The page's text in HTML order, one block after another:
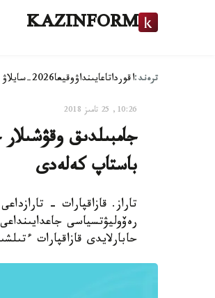
KAZINFORM
ترەند:اقورداتاعايىنداۋوقيعا2026-سايلاۋ
10:26, 25 تامىز 2018
جامبىلدىق
باستاپ كەلەدى
تاراز. قازاقپارات -
رەۆوليۋتسياسى
حابارلايدى قازاقپارات